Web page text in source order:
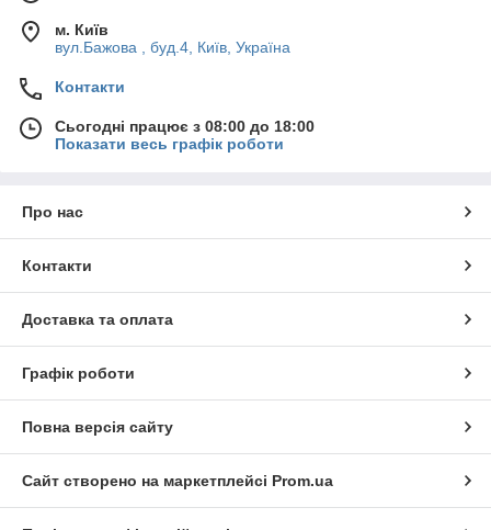
м. Київ
вул.Бажова , буд.4, Київ, Україна
Контакти
Сьогодні працює з 08:00 до 18:00
Показати весь графік роботи
Про нас
Контакти
Доставка та оплата
Графік роботи
Повна версія сайту
Сайт створено на маркетплейсі Prom.ua